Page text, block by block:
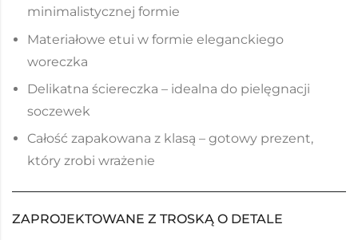
minimalistycznej formie
Materiałowe etui w formie eleganckiego
woreczka
Delikatna ściereczka – idealna do pielęgnacji
soczewek
Całość zapakowana z klasą – gotowy prezent,
który zrobi wrażenie
ZAPROJEKTOWANE Z TROSKĄ O DETALE